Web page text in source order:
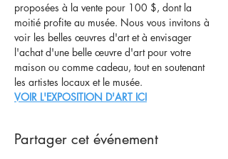
proposées à la vente pour 100 $, dont la
moitié profite au musée. Nous vous invitons à
voir les belles œuvres d'art et à envisager
l'achat d'une belle œuvre d'art pour votre
maison ou comme cadeau, tout en soutenant
les artistes locaux et le musée.
VOIR L'EXPOSITION D'ART ICI
Partager cet événement